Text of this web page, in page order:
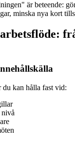
är beteende:
minska nya kort
kan hålla fast vid: